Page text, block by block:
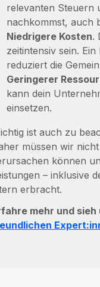
relevanten Steuern
nachkommst, auch
Niedrigere Kosten.
zeitintensiv sein.
reduziert die
Geringerer
kann dein
einsetzen.
ist auch zu
müssen wir
können
– inklusive
erbracht.
mehr und